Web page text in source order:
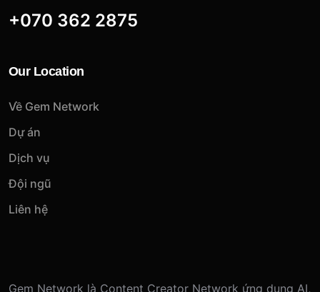
+070 362 2875
Our Location
Về Gem Network
Dự án
Dịch vụ
Đội ngũ
Liên hệ
Gem Network là Content Creator Network ứng dụng AI,